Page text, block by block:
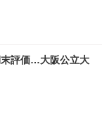
評価…大阪公立大